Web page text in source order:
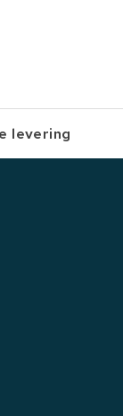
levering